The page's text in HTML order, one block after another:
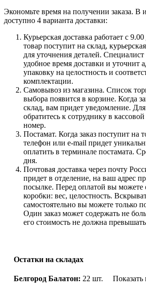
Экономьте время на получении заказа. В
доступно 4 варианта доставки:
Курьерская доставка работает с
товар поступит на склад,
для уточнения деталей.
удобное время доставки и уточнит
упаковку на целостность и
комплектации.
Самовывоз из магазина. Список
выбора появится в корзине. Когда
склад, вам придет уведомление. Для
обратитесь к сотруднику в
номер.
Постамат. Когда заказ поступит на
телефон или e-mail придет
оплатить в терминале постамата.
дня.
Почтовая доставка через почту
придет в отделение, на ваш адрес
посылке. Перед оплатой вы можете
коробки: вес, целостность.
самостоятельно вы можете только
Один заказ может содержать не
его стоимость не должна
Остатки на складах
Белгород Балатон: 22 шт.
Показать